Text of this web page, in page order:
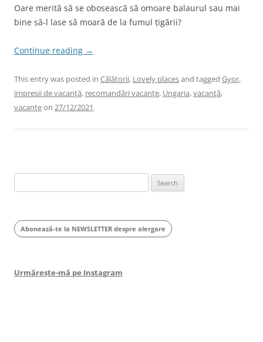
Oare merită să se obosească să omoare balaurul sau mai
bine să-l lase să moară de la fumul țigării?
Continue reading →
This entry was posted in Călătorii, Lovely placesand tagged Gyor,
impresii de vacanţă, recomandări vacanţe, Ungaria,vacanţă,
vacanţeon 27/12/2021.
for:
Abonează-te la NEWSLETTER despre alergare
Urmărește-mă pe Instagram